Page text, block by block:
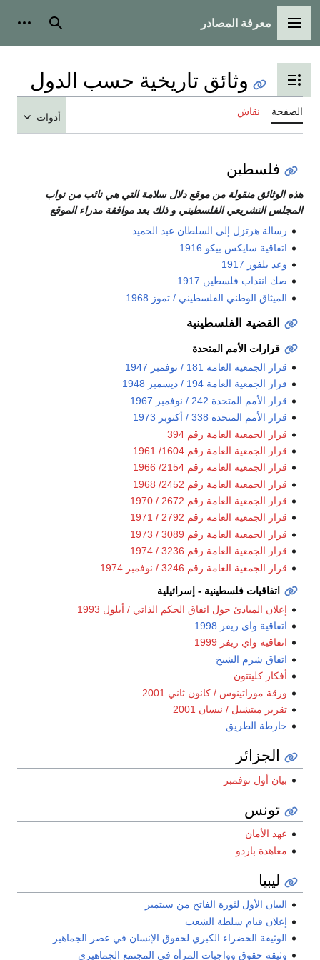
القائمة الرئيسية
معرفة المصادر بحث
تبديل عرض جدول المحتويات
وثائق تاريخية حسب الدول
الصفحة نقاش أدوات
فلسطين
هذه الوثائق منقولة من موقع دلال سلامة التي هي نائب من نواب
المجلس التشريعي الفلسطيني و ذلك بعد موافقة مدراء الموقع
رسالة هرتزل إلى السلطان عبد الحميد
اتفاقية سايكس بيكو 1916
وعد بلفور 1917
صك انتداب فلسطين 1917
الميثاق الوطني الفلسطيني / تموز 1968
القضية الفلسطينية
قرارات الأمم المتحدة
قرار الجمعية العامة 181 / نوفمبر 1947
قرار الجمعية العامة 194 / ديسمبر 1948
قرار الأمم المتحدة 242 / نوفمبر 1967
قرار الأمم المتحدة 338 / أكتوبر 1973
قرار الجمعية العامة رقم 394
قرار الجمعية العامة رقم 1604/ 1961
قرار الجمعية العامة رقم 2154/ 1966
قرار الجمعية العامة رقم 2452/ 1968
قرار الجمعية العامة رقم 2672 / 1970
قرار الجمعية العامة رقم 2792 / 1971
قرار الجمعية العامة رقم 3089 / 1973
قرار الجمعية العامة رقم 3236 / 1974
قرار الجمعية العامة رقم 3246 / نوفمبر 1974
اتفاقيات فلسطينية - إسرائيلية
إعلان المبادئ حول اتفاق الحكم الذاتي / أيلول 1993
اتفاقية واي ريفر 1998
اتفاقية واي ريفر 1999
اتفاق شرم الشيخ
أفكار كلينتون
ورقة موراتينوس / كانون ثاني 2001
تقرير ميتشيل / نيسان 2001
خارطة الطريق
الجزائر
بيان أول نوفمبر
تونس
عهد الأمان
معاهدة باردو
ليبيا
البيان الأول لثورة الفاتح من سبتمبر
إعلان قيام سلطة الشعب
الوثيقة الخضراء الكبري لحقوق الإنسان في عصر الجماهير
وثيقة حقوق وواجبات المرأة في المجتمع الجماهيري